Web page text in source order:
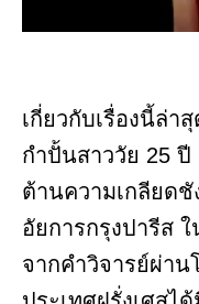
เกี่ยวกับเรื่องนี้ล่า
กำปั้นสาววัย 25
ต้านความเกลียด
อัยการกรุงปารีส
จากคำวิจารย์ผ่า